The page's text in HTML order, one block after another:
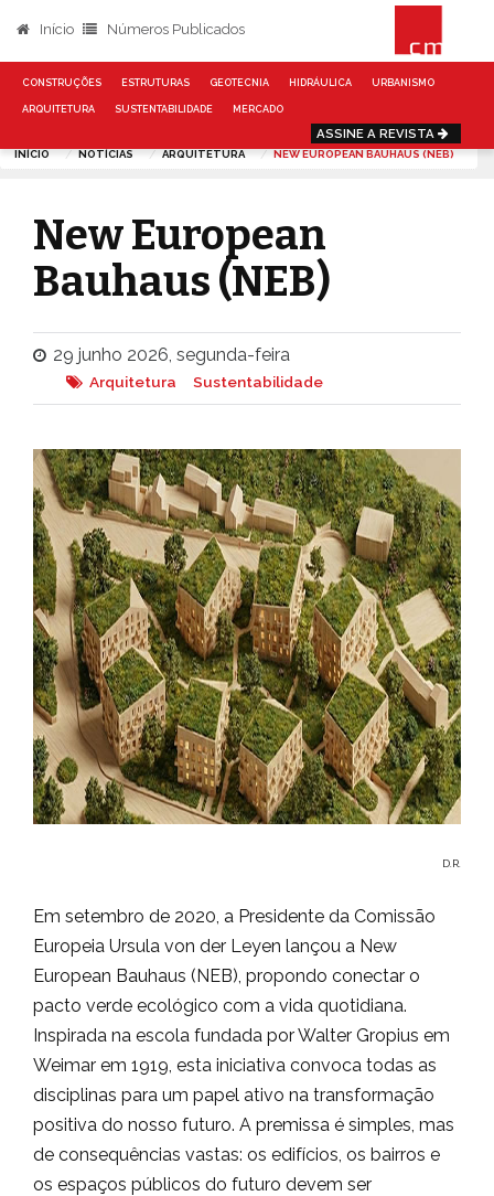
Início Números Publicados
CONSTRUÇÕES ESTRUTURAS GEOTECNIA HIDRÁULICA URBANISMO
ARQUITETURA SUSTENTABILIDADE MERCADO
ASSINE A REVISTA
INÍCIO NOTÍCIAS ARQUITETURA NEW EUROPEAN BAUHAUS (NEB)
New European
Bauhaus (NEB)
29 junho 2026, segunda-feira
Arquitetura Sustentabilidade
D.R.
Em setembro de 2020, a Presidente da Comissão
Europeia Ursula von der Leyen lançou a New
European Bauhaus (NEB), propondo conectar o
pacto verde ecológico com a vida quotidiana.
Inspirada na escola fundada por Walter Gropius em
Weimar em 1919, esta iniciativa convoca todas as
disciplinas para um papel ativo na transformação
positiva do nosso futuro. A premissa é simples, mas
de consequências vastas: os edifícios, os bairros e
os espaços públicos do futuro devem ser